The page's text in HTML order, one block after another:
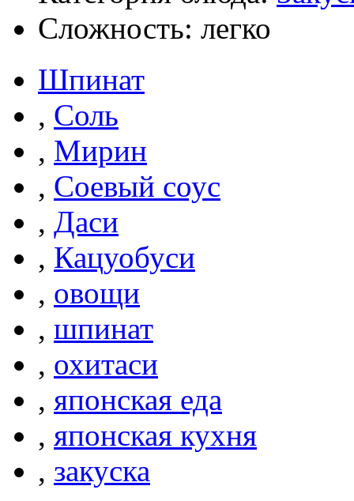
Сложность: легко
Шпинат
, Соль
, Мирин
, Соевый соус
, Даси
, Кацуобуси
, овощи
, шпинат
, охитаси
, японская еда
, японская кухня
, закуска